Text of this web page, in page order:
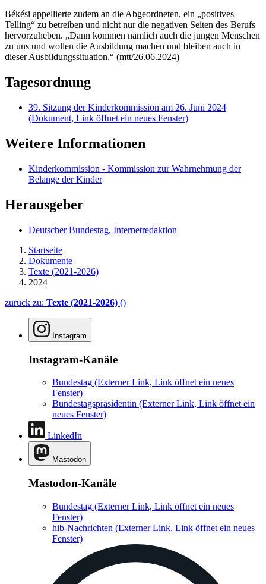
Békési appellierte zudem an die Abgeordneten, ein „positives
Telling“ zu betreiben und nicht nur die negativen Seiten des Berufs
hervorzuheben. „Dann kommen nämlich auch die jungen Menschen
zu uns und wollen die Ausbildung machen und bleiben auch in
dieser Ausbildungssituation.“ (mtt/26.06.2024)
Tagesordnung
39. Sitzung der Kinderkommission am 26. Juni 2024
(Dokument, Link öffnet ein neues Fenster)
Weitere Informationen
Kinderkommission - Kommission zur Wahrnehmung der
Belange der Kinder
Herausgeber
Deutscher Bundestag, Internetredaktion
Startseite
Dokumente
Texte (2021-2026)
2024
zurück zu: Texte (2021-2026) ()
Instagram
Instagram-Kanäle
Bundestag (Externer Link, Link öffnet ein neues
Fenster)
Bundestagspräsidentin (Externer Link, Link öffnet ein
neues Fenster)
LinkedIn
Mastodon
Mastodon-Kanäle
Bundestag (Externer Link, Link öffnet ein neues
Fenster)
hib-Nachrichten (Externer Link, Link öffnet ein neues
Fenster)